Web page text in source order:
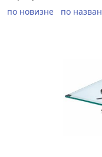
по новизне
по